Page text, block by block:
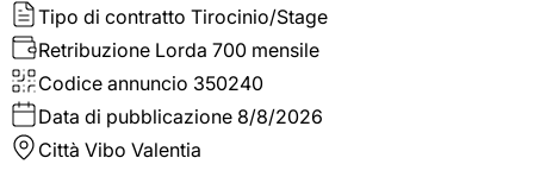
Tipo di contratto Tirocinio/Stage
Retribuzione Lorda 700 mensile
Codice annuncio 350240
Data di pubblicazione 8/8/2026
Città Vibo Valentia